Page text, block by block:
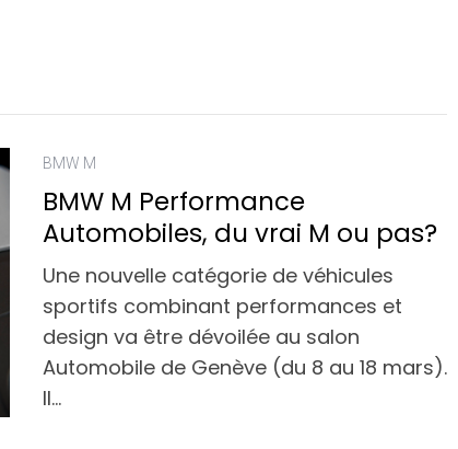
BMW M
BMW M Performance
Automobiles, du vrai M ou pas?
Une nouvelle catégorie de véhicules
sportifs combinant performances et
design va être dévoilée au salon
Automobile de Genève (du 8 au 18 mars).
Il…